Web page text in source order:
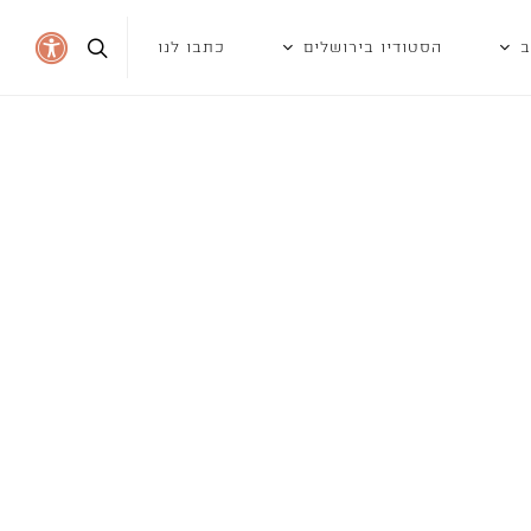
הסטודיו בירושלים כתבו לנו